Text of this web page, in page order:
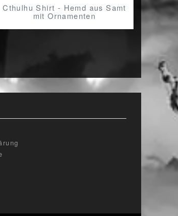
Cthulhu Shirt - Hemd aus Samt
mit Ornamenten